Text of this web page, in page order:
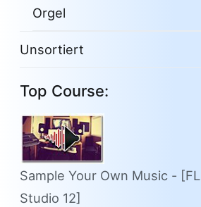
Orgel
Unsortiert
Top Course:
Sample Your Own Music - [FL
Studio 12]